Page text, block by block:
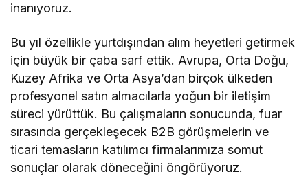
inanıyoruz.
Bu yıl özellikle yurtdışından alım heyetleri getirmek
için büyük bir çaba sarf ettik. Avrupa, Orta Doğu,
Kuzey Afrika ve Orta Asya’dan birçok ülkeden
profesyonel satın almacılarla yoğun bir iletişim
süreci yürüttük. Bu çalışmaların sonucunda, fuar
sırasında gerçekleşecek B2B görüşmelerin ve
ticari temasların katılımcı firmalarımıza somut
sonuçlar olarak döneceğini öngörüyoruz.